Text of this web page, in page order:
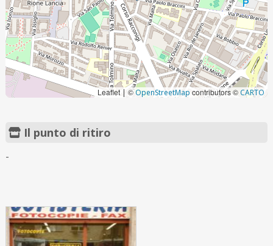
Leaflet | ©OpenStreetMap contributors © CARTO
Il punto di ritiro
-